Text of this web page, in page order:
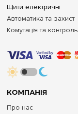
КОМПАНІЯ
Про нас
Щити електричні
Автоматика та захист
Комутація та контроль